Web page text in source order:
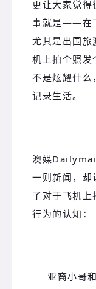
更让大家觉得
事就是——在
尤其是出国旅
机上拍个照发
不是炫耀什么
记录生活。
澳媒
一则新闻，却
了对于飞机上
行为的认知：
亚裔小哥